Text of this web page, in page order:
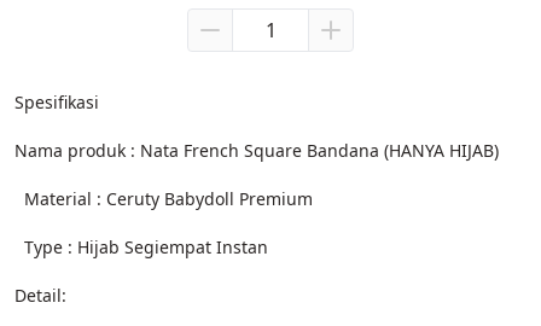
Spesifikasi
Nama produk : Nata French Square Bandana (HANYA HIJAB)
  Material : Ceruty Babydoll Premium
  Type : Hijab Segiempat Instan
Detail: